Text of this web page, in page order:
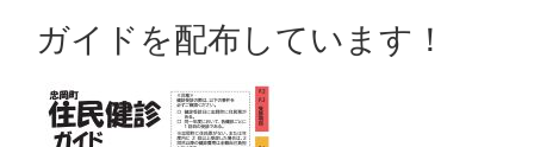
ガイドを配布しています！